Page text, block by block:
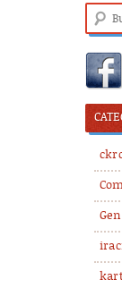
Buscar